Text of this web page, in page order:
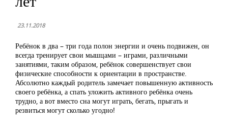
23.11.2018
Ребёнок в два – три года полон энергии и очень подвижен, он
всегда тренирует свои мышцами – играми, различными
занятиями, таким образом, ребёнок совершенствует свои
физические способности к ориентации в пространстве.
Абсолютно каждый родитель замечает повышенную активность
своего ребёнка, а спать уложить активного ребёнка очень
трудно, а вот вместо сна могут играть, бегать, прыгать и
резвиться могут сколько угодно!